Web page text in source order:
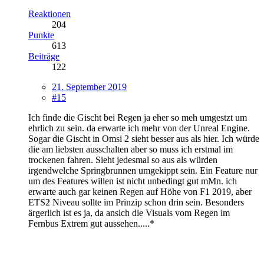
Reaktionen
204
Punkte
613
Beiträge
122
21. September 2019
#15
Ich finde die Gischt bei Regen ja eher so meh umgestzt um
ehrlich zu sein. da erwarte ich mehr von der Unreal Engine.
Sogar die Gischt in Omsi 2 sieht besser aus als hier. Ich würde
die am liebsten ausschalten aber so muss ich erstmal im
trockenen fahren. Sieht jedesmal so aus als würden
irgendwelche Springbrunnen umgekippt sein. Ein Feature nur
um des Features willen ist nicht unbedingt gut mMn. ich
erwarte auch gar keinen Regen auf Höhe von F1 2019, aber
ETS2 Niveau sollte im Prinzip schon drin sein. Besonders
ärgerlich ist es ja, da ansich die Visuals vom Regen im
Fernbus Extrem gut aussehen.....*